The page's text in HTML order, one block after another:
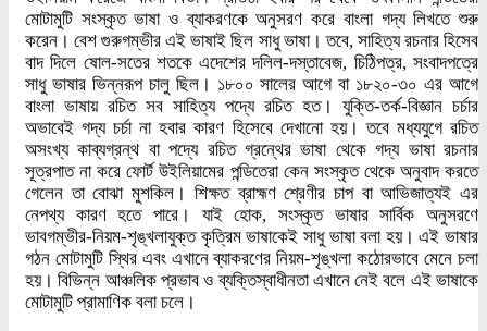
মোটামুটি সংস্কৃত ভাষা ও ব্যাকরণকে অনুসরণ করে বাংলা গদ্য লিখতে শুরু
করেন। বেশ গুরুগম্ভীর এই ভাষাই ছিল সাধু ভাষা। তবে, সাহিত্য রচনার হিসেব
বাদ দিলে ষোল-সতের শতকে এদেশের দলিল-দস্তাবেজ, চিঠিপত্র, সংবাদপত্রে
সাধু ভাষার ভিন্নরূপ চালু ছিল। ১৮০০ সালের আগে বা ১৮২০-৩০ এর আগে
বাংলা ভাষায় রচিত সব সাহিত্য পদ্যে রচিত হত। যুক্তি-তর্ক-বিজ্ঞান চর্চার
অভাবেই গদ্য চর্চা না হবার কারণ হিসেবে দেখানো হয়। তবে মধ্যযুগে রচিত
অসংখ্য কাব্যগ্রন্থ বা পদ্যে রচিত গ্রন্থের ভাষা থেকে গদ্য ভাষা রচনার
সূত্রপাত না করে ফোর্ট উইলিয়ামের পন্ডিতেরা কেন সংস্কৃত থেকে অনুবাদ করতে
গেলেন তা বোঝা মুশকিল। শিক্ষত ব্রাহ্মণ শ্রেণীর চাপ বা আভিজাত্যই এর
নেপথ্য কারণ হতে পারে। যাই হোক, সংস্কৃত ভাষার সার্বিক অনুসরণে
ভাবগম্ভীর-নিয়ম-শৃঙ্খলাযুক্ত কৃত্রিম ভাষাকেই সাধু ভাষা বলা হয়। এই ভাষার
গঠন মোটামুটি স্থির এবং এখানে ব্যাকরণের নিয়ম-শৃঙ্খলা কঠোরভাবে মেনে চলা
হয়। বিভিন্ন আঞ্চলিক প্রভাব ও ব্যক্তিস্বাধীনতা এখানে নেই বলে এই ভাষাকে
মোটামুটি প্রামাণিক বলা চলে।